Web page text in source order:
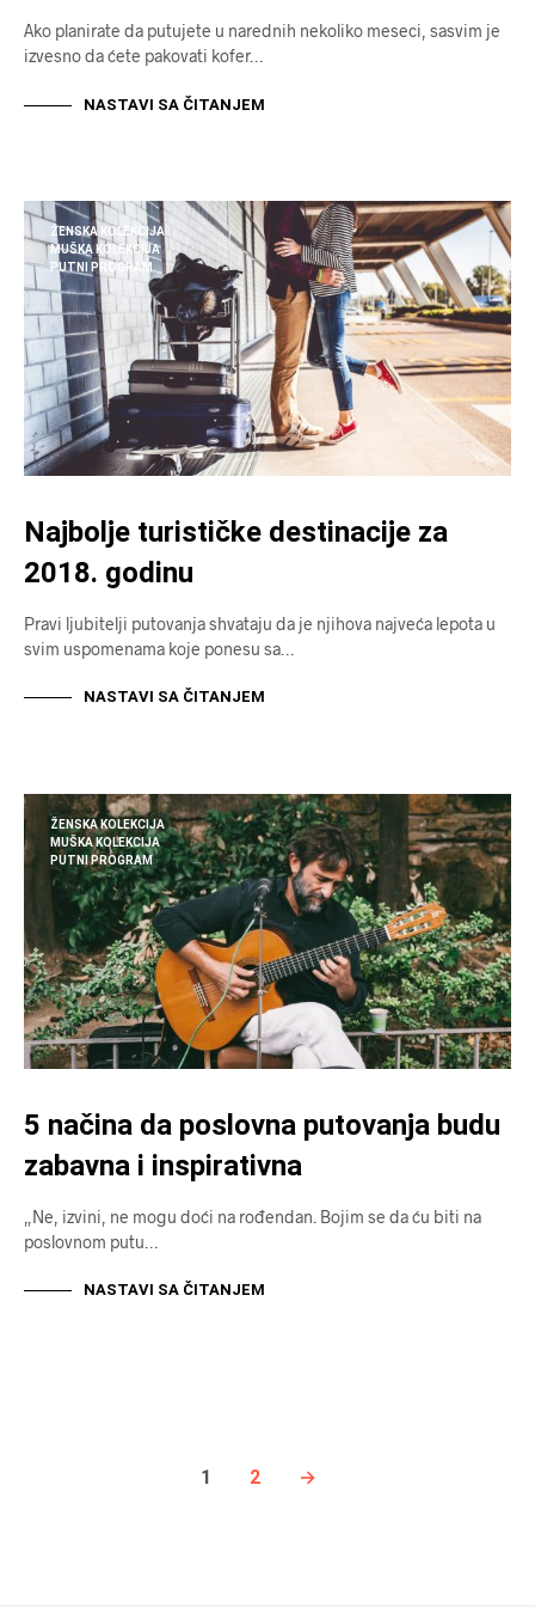
Ako planirate da putujete u narednih nekoliko meseci, sasvim je
izvesno da ćete pakovati kofer…
NASTAVI SA ČITANJEM
ŽENSKA KOLEKCIJA
MUŠKA KOLEKCIJA
PUTNI PROGRAM
Najbolje turističke destinacije za
2018. godinu
Pravi ljubitelji putovanja shvataju da je njihova najveća lepota u
svim uspomenama koje ponesu sa…
NASTAVI SA ČITANJEM
ŽENSKA KOLEKCIJA
MUŠKA KOLEKCIJA
PUTNI PROGRAM
5 načina da poslovna putovanja budu
zabavna i inspirativna
„Ne, izvini, ne mogu doći na rođendan. Bojim se da ću biti na
poslovnom putu…
NASTAVI SA ČITANJEM
1 2 →